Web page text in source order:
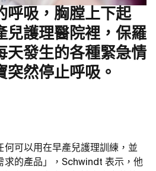
呼吸，胸膛上下起
兒護理醫院裡，保羅
天發生的各種緊急情
突然停止呼吸。
何可以用在早產兒護理訓練，並
求的產品」，Schwindt 表示，他